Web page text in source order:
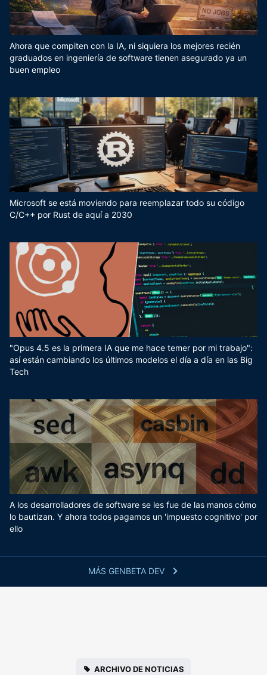
MÁS GENBETA DEV
Ahora que compiten con la IA, ni siquiera los mejores recién
graduados en ingeniería de software tienen asegurado ya un
buen empleo
Microsoft se está moviendo para reemplazar todo su código
C/C++ por Rust de aquí a 2030
"Opus 4.5 es la primera IA que me hace temer por mi trabajo":
así están cambiando los últimos modelos el día a día en las Big
Tech
A los desarrolladores de software se les fue de las manos cómo
lo bautizan. Y ahora todos pagamos un 'impuesto cognitivo' por
ello
ARCHIVO DE NOTICIAS